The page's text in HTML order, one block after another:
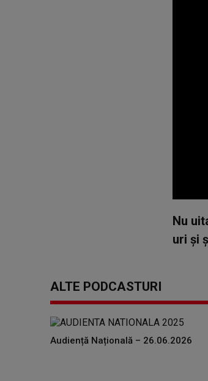
of
seconds
Nu
uri și
ALTE PODCASTURI
Audiență Națională – 26.06.2026